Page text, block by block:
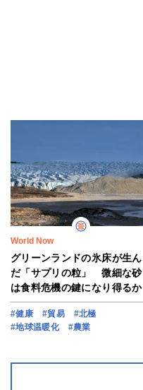
World Now
グリーンランドの氷床が生ん
だ「サプリの粒」 微細な砂
は食料危機の鍵になり得るか
#健康 #貿易
#北極
#地球温暖化
#農業